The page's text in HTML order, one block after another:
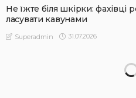
Не їжте біля шкірки: фахівці
ласувати кавунами
Superadmin 31.07.2026